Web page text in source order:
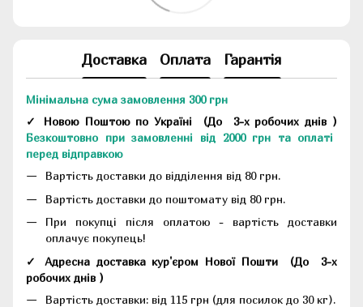
Доставка Оплата Гарантія
Мінімальна сума замовлення 300 грн
✓ Новою Поштою по Україні (До 3-х робочих днів )
Безкоштовно при замовленні від 2000 грн та оплаті
перед відправкою
Вартість доставки до відділення від 80 грн.
Вартість доставки до поштомату від 80 грн.
При покупці після оплатою - вартість доставки
оплачує покупець!
✓ Адресна доставка кур'єром Нової Пошти (До 3-х
робочих днів )
Вартість доставки: від 115 грн (для посилок до 30 кг).